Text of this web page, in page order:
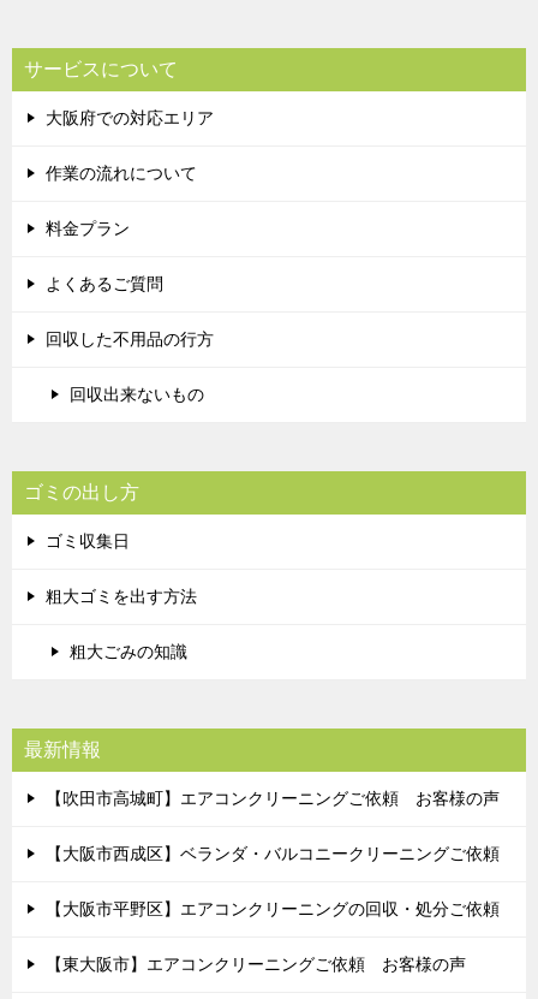
サービスについて
大阪府での対応エリア
作業の流れについて
料金プラン
よくあるご質問
回収した不用品の行方
回収出来ないもの
ゴミの出し方
ゴミ収集日
粗大ゴミを出す方法
粗大ごみの知識
最新情報
【吹田市高城町】エアコンクリーニングご依頼 お客様の声
【大阪市西成区】ベランダ・バルコニークリーニングご依頼
【大阪市平野区】エアコンクリーニングの回収・処分ご依頼
【東大阪市】エアコンクリーニングご依頼 お客様の声